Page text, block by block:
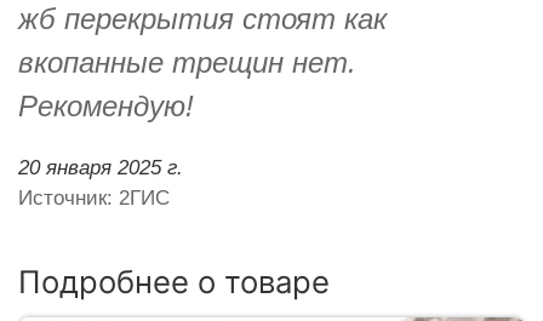
жб перекрытия стоят как
вкопанные трещин нет.
Рекомендую!
20 января 2025 г.
Источник: 2ГИС
Подробнее о товаре